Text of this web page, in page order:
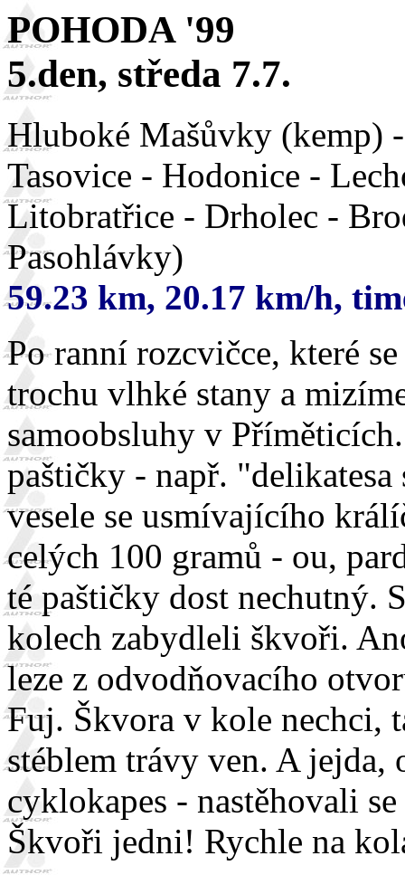
POHODA '99
5.den, středa 7.7.
Hluboké Mašůvky (kemp)
Tasovice - Hodonice -
Litobratřice - Drholec -
Pasohlávky)
59.23 km, 20.17 km/h,
Po ranní rozcvičce, které
trochu vlhké stany a
samoobsluhy v
paštičky - např.
vesele se usmívajícího
celých 100 gramů - ou,
té paštičky dost nechutný.
kolech zabydleli škvoři.
leze z odvodňovacího
Fuj. Škvora v kole nechci,
stéblem trávy ven. A jejda,
cyklokapes - nastěhovali
Škvoři jedni! Rychle na